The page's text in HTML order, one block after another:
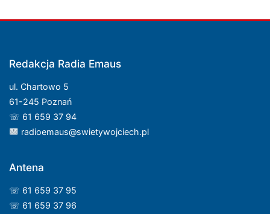
Redakcja Radia Emaus
ul. Chartowo 5
61-245 Poznań
☏ 61 659 37 94
radioemaus@swietywojciech.pl
Antena
☏ 61 659 37 95
☏ 61 659 37 96